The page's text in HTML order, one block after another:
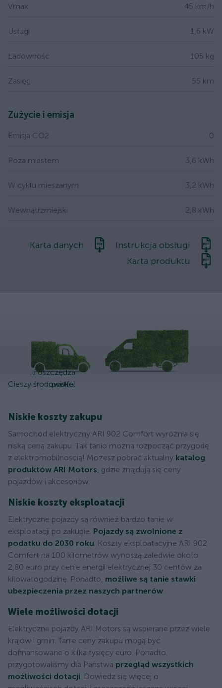
Vmax 45 km/h
Usługi 1,6 kW
Ładowność 105 kg
Zasięg 55 km
Zużycie i emisja
Emisja CO2 0
Poza miastem 3,6 kWh
W cyklu mieszanym 3,2 kWh
Wewnątrzmiejski 2,8 kWh
Karta danych
Instrukcja obsługi
Karta produktu
Cieszy środowisko.
...i oszczędza
portfel
Niskie koszty zakupu
Samochód elektryczny ARI 902 Comfort wyróżnia się
niską ceną zakupu. Tak tanio można rozpocząć przygodę
z elektromobilnością! Możesz pobrać aktualny katalog
produktów ARI Motors , gdzie znajdują się ceny
pojazdów i akcesoriów.
Niskie koszty eksploatacji
Elektryczne pojazdy są również bardzo tanie w
eksploatacji po zakupie. Pojazdy są zwolnione z
podatku do 2030 roku . Koszty eksploatacyjne ARI 902
Comfort na 100 kilometrów wynoszą zaledwie około
2,80 euro przy cenie energii elektrycznej 30 centów za
kilowatogodzinę. Ponadto, możliwe są tanie stawki
ubezpieczenia przez naszych partnerów
Wiele możliwości dotacji
Elektryczne pojazdy ARI Motors są wspierane przez wiele
krajów i gmin. Tanie ceny zakupu mogą być
dofinansowane o kilka tysięcy euro. Ponadto,
przygotowaliśmy dla Państwa przegląd wszystkich
możliwości dotacji . Dowiedz się więcej o